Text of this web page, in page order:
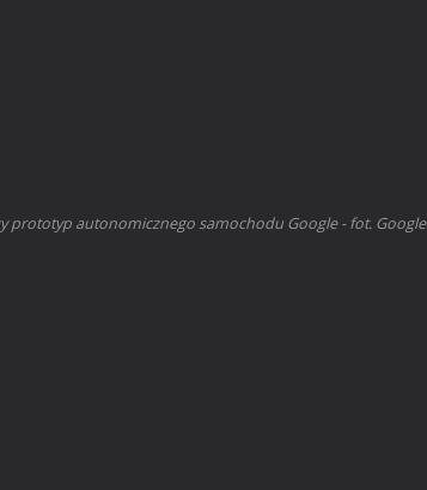
prototyp autonomicznego samochodu Google - fot. Google